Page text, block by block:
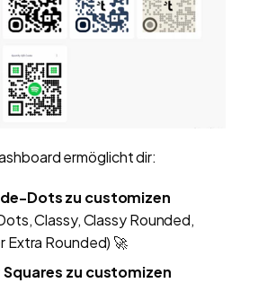
ermöglicht dir:
Dots zu customizen
Classy, Classy Rounded,
Extra Rounded) 🚀
Squares zu customizen